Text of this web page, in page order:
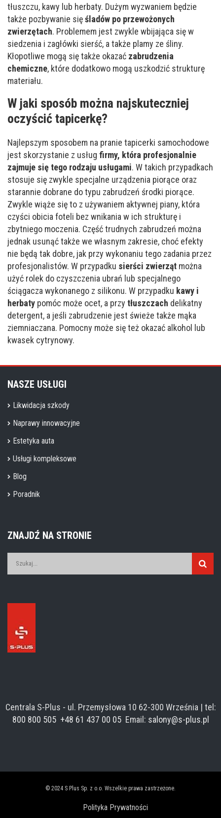
tłuszczu, kawy lub herbaty. Dużym wyzwaniem będzie
także pozbywanie sięśladów po przewożonych
zwierzętach. Problemem jest zwykle wbijająca się w
siedzenia i zagłówki sierść, a także plamy ze śliny.
Kłopotliwe mogą się także okazać zabrudzenia
chemiczne, które dodatkowo mogą uszkodzić strukturę
materiału.
W jaki sposób można najskuteczniej
oczyścić tapicerkę?
Najlepszym sposobem na pranie tapicerki samochodowe
jest skorzystanie z usług firmy, która profesjonalnie
zajmuje się tego rodzaju usługami. W takich przypadkach
stosuje się zwykle specjalne urządzenia piorące oraz
starannie dobrane do typu zabrudzeń środki piorące.
Zwykle wiąże się to z używaniem aktywnej piany, która
czyści obicia foteli bez wnikania w ich strukturę i
zbytniego moczenia. Część trudnych zabrudzeń można
jednak usunąć także we własnym zakresie, choć efekty
nie będą tak dobre, jak przy wykonaniu tego zadania przez
profesjonalistów. W przypadku sierści zwierząt można
użyć rolek do czyszczenia ubrań lub specjalnego
ściągacza wykonanego z silikonu. W przypadku kawy i
herbaty pomóc może ocet, a przy tłuszczach delikatny
detergent, a jeśli zabrudzenie jest świeże także mąka
ziemniaczana. Pomocny może się też okazać alkohol lub
kwasek cytrynowy.
NASZE USŁUGI
Likwidacja szkody
Naprawy innowacyjne
Estetyka auta
Usługi kompleksowe
Blog
Poradnik
ZNAJDŹ NA STRONIE
Centrala S-Plus - ul. Przemysłowa 10 62-300 Września | tel:
800 800 505 +48 61 437 00 05Email: salony@s-plus.pl
© 2024 S Plus Sp. z o.o. Wszelkie prawa zastrzeżone.
Polityka Prywatności